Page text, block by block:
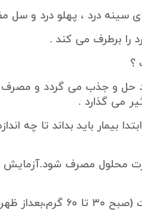
سینه درد ، پهلو درد و سل
را برطرف می کند .
؟
حل و جذب می گردد و مصرف
می گذارد .
بیمار باید بداند تا چه
محلول مصرف